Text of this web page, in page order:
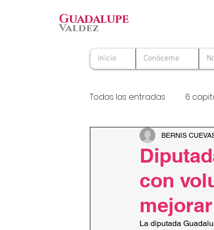
Guadalupe
Valdez
Inicio Conóceme
Todas las entradas 6
Premio Nacional al
con
BERNIS
La diputada